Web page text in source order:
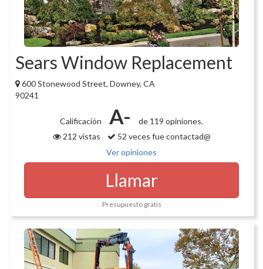
Sears Window Replacement
600 Stonewood Street, Downey, CA
90241
Calificación A-
de 119 opiniones.
212 vistas
52 veces fue contactad@
Ver opiniones
Llamar
Presupuesto gratis